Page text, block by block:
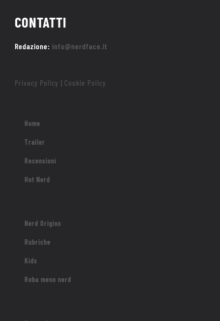
CONTATTI
Redazione: info@nerdface.it
Privacy Policy | Cookie Policy
Home
Trailer
Recensioni
Hot Nerd
Nerd Origins
Rubriche
Kids
Roba meno nerd